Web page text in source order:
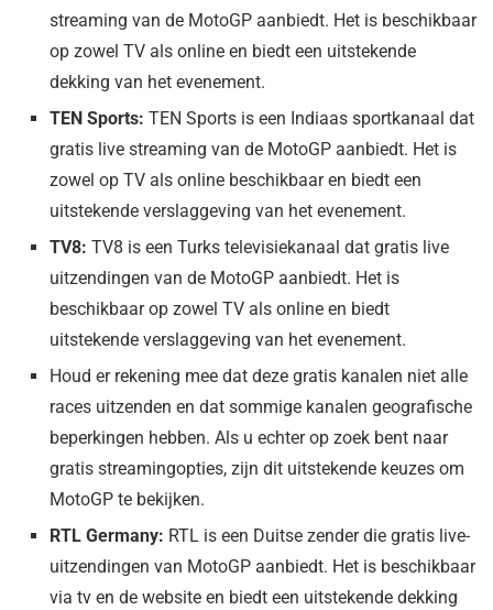
streaming van de MotoGP aanbiedt. Het is beschikbaar
op zowel TV als online en biedt een uitstekende
dekking van het evenement.
TEN Sports: TEN Sports is een Indiaas sportkanaal dat
gratis live streaming van de MotoGP aanbiedt. Het is
zowel op TV als online beschikbaar en biedt een
uitstekende verslaggeving van het evenement.
TV8: TV8 is een Turks televisiekanaal dat gratis live
uitzendingen van de MotoGP aanbiedt. Het is
beschikbaar op zowel TV als online en biedt
uitstekende verslaggeving van het evenement.
Houd er rekening mee dat deze gratis kanalen niet alle
races uitzenden en dat sommige kanalen geografische
beperkingen hebben. Als u echter op zoek bent naar
gratis streamingopties, zijn dit uitstekende keuzes om
MotoGP te bekijken.
RTL Germany: RTL is een Duitse zender die gratis live-
uitzendingen van MotoGP aanbiedt. Het is beschikbaar
via tv en de website en biedt een uitstekende dekking